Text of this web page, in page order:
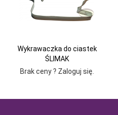
Wykrawaczka do ciastek
ŚLIMAK
Brak ceny ? Zaloguj się.